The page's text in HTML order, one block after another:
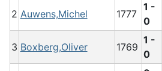
2 Auwens,Michel 1777
1 -
0
3 Boxberg,Oliver 1769
1 -
0